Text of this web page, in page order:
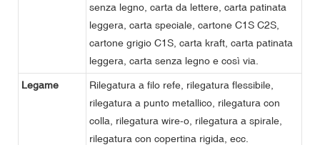
senza legno, carta da lettere, carta patinata
leggera, carta speciale, cartone C1S C2S,
cartone grigio C1S, carta kraft, carta patinata
leggera, carta senza legno e così via.
Legame
Rilegatura a filo refe, rilegatura flessibile,
rilegatura a punto metallico, rilegatura con
colla, rilegatura wire-o, rilegatura a spirale,
rilegatura con copertina rigida, ecc.